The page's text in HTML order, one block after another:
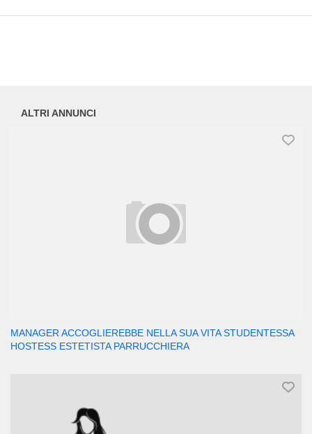
ALTRI ANNUNCI
MANAGER ACCOGLIEREBBE NELLA SUA VITA STUDENTESSA
HOSTESS ESTETISTA PARRUCCHIERA